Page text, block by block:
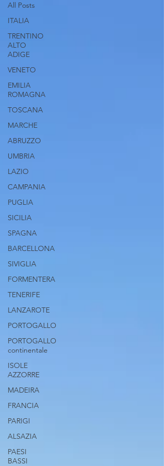
All Posts
ITALIA
TRENTINO
ALTO
ADIGE
VENETO
EMILIA
ROMAGNA
TOSCANA
MARCHE
ABRUZZO
UMBRIA
LAZIO
CAMPANIA
PUGLIA
SICILIA
SPAGNA
BARCELLONA
SIVIGLIA
FORMENTERA
TENERIFE
LANZAROTE
PORTOGALLO
PORTOGALLO
continentale
ISOLE
AZZORRE
MADEIRA
FRANCIA
PARIGI
ALSAZIA
PAESI
BASSI